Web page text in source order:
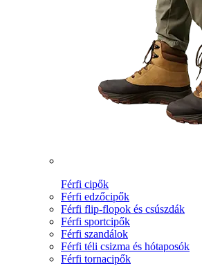
Férfi cipők
Férfi edzőcipők
Férfi flip-flopok és csúszdák
Férfi sportcipők
Férfi szandálok
Férfi téli csizma és hótaposók
Férfi tornacipők